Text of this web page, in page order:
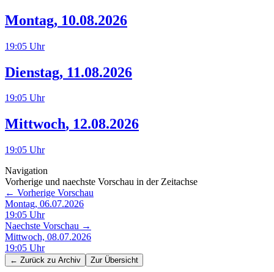
Montag, 10.08.2026
19:05 Uhr
Dienstag, 11.08.2026
19:05 Uhr
Mittwoch, 12.08.2026
19:05 Uhr
Navigation
Vorherige und naechste Vorschau in der Zeitachse
← Vorherige Vorschau
Montag, 06.07.2026
19:05 Uhr
Naechste Vorschau →
Mittwoch, 08.07.2026
19:05 Uhr
← Zurück zu Archiv Zur Übersicht